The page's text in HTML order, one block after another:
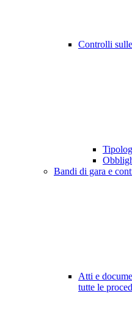
Controlli
Bandi di gara e
Atti e
tutte le